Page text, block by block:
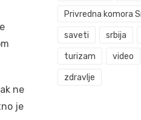
ne
je
Privredna komora
saveti srbija
turizam video
zdravlje